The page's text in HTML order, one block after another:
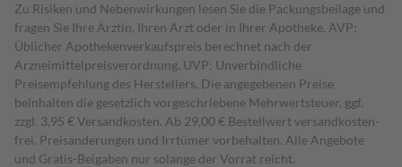
Zu Risiken und Nebenwirkungen lesen Sie die Packungsbeilage und
fragen Sie Ihre Ärztin, Ihren Arzt oder in Ihrer Apotheke. AVP:
Üblicher Apothekenverkaufspreis berechnet nach der
Arzneimittelpreisverordnung. UVP: Unverbindliche
Preisempfehlung des Herstellers. Die angegebenen Preise
beinhalten die gesetzlich vorgeschriebene Mehrwertsteuer, ggf.
zzgl. 3,95 € Versandkosten. Ab 29,00 € Bestell­wert versand­kosten­
frei. Preisänderungen und Irrtümer vorbehalten. Alle Angebote
und Gratis-Beigaben nur solange der Vorrat reicht.